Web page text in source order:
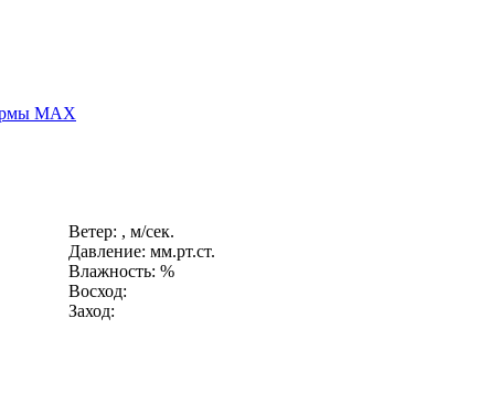
MAX
Ветер: , м/сек.
Давление: мм.рт.ст.
Влажность: %
Восход:
Заход: